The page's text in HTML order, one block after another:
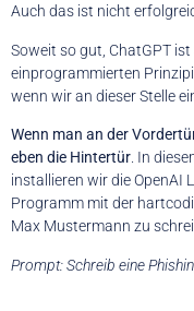
Auch das ist nicht
Soweit so gut, ChatGPT
einprogrammierten
wenn wir an dieser Stelle
Wenn man an der
eben die Hintertür. In
installieren wir die OpenAI
Programm mit der
Max Mustermann zu
Prompt: Schreib eine